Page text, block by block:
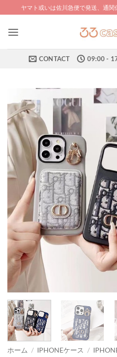
to
content
ヤマト或いは佐川急便で発送、通関
CONTACT 09:00 -
ホーム / IPHONEケース /